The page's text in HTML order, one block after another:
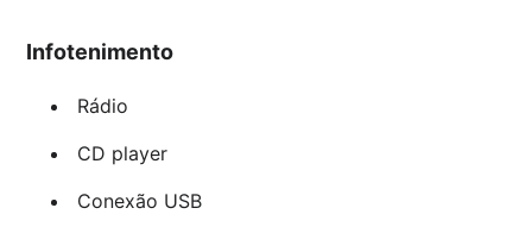
Infotenimento
Rádio
CD player
Conexão USB